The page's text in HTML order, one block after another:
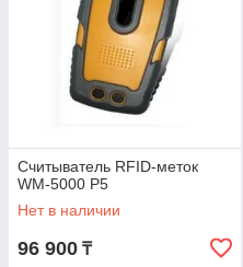
Считыватель RFID-меток
WM-5000 P5
Нет в наличии
96 900 ₸